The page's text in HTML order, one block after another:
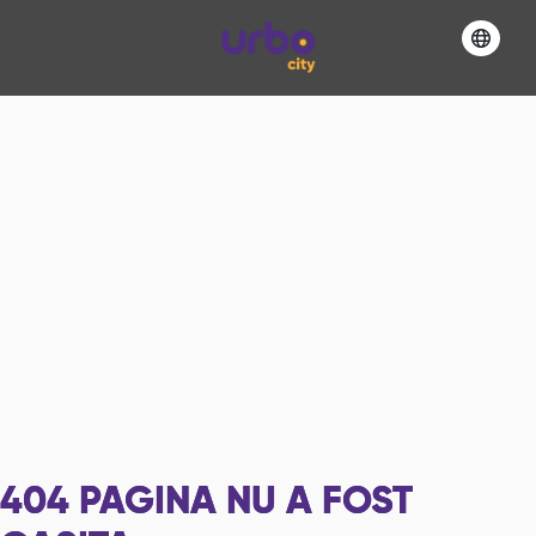
404 PAGINA NU A FOST